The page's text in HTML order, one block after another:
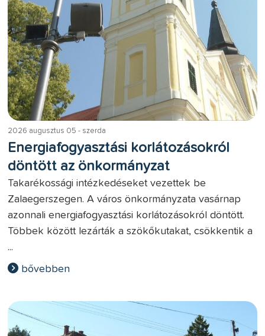
2026 augusztus 05 - szerda
Energiafogyasztási korlátozásokról
döntött az önkormányzat
Takarékossági intézkedéseket vezettek be
Zalaegerszegen. A város önkormányzata vasárnap
azonnali energiafogyasztási korlátozásokról döntött.
Többek között lezárták a szökőkutakat, csökkentik a
...
bővebben